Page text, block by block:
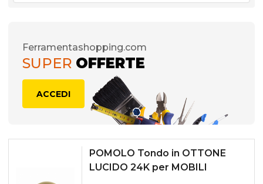
Ferramentashopping.com
SUPER OFFERTE
ACCEDI
POMOLO Tondo in OTTONE
LUCIDO 24K per MOBILI